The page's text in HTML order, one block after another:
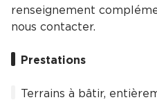
renseignement
nous contacter.
Prestations
Terrains à bâtir,